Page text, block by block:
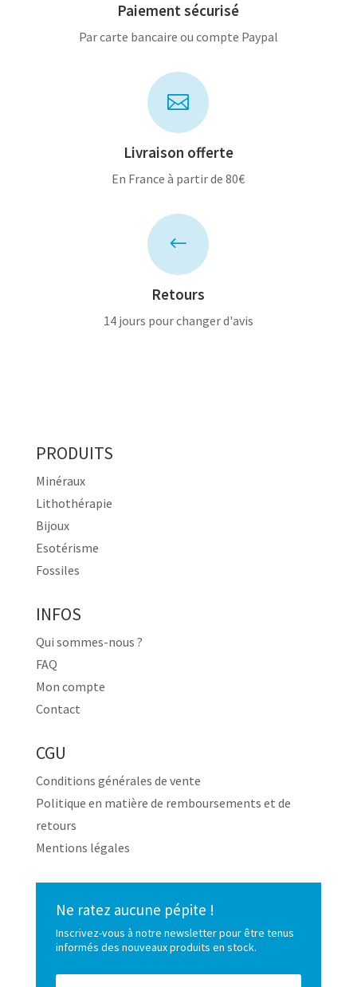
Paiement sécurisé
Par carte bancaire ou compte Paypal

Livraison offerte
En France à partir de 80€
#
Retours
14 jours pour changer d'avis
PRODUITS
Minéraux
Lithothérapie
Bijoux
Esotérisme
Fossiles
INFOS
Qui sommes-nous ?
FAQ
Mon compte
Contact
CGU
Conditions générales de vente
Politique en matière de remboursements et de
retours
Mentions légales
Ne ratez aucune pépite !
Inscrivez-vous à notre newsletter pour être tenus
informés des nouveaux produits en stock.